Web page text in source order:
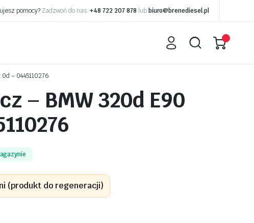
pomocy? Zadzwoń do nas: +48 722 207 878 lub biuro@brenediesel.pl
– 0445110276
– BMW 320d E90
(produkt do regeneracji)